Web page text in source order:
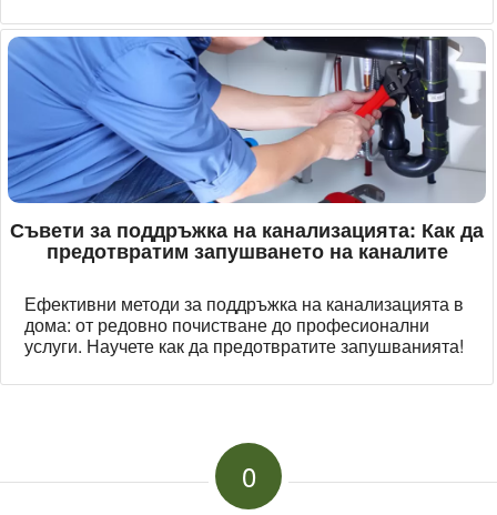
Съвети за поддръжка на канализацията: Как да
предотвратим запушването на каналите
Ефективни методи за поддръжка на канализацията в
дома: от редовно почистване до професионални
услуги. Научете как да предотвратите запушванията!
0